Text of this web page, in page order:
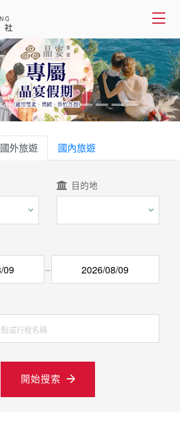
會員登入
國外旅遊
國內旅遊
客製服務
旅遊資訊
關於御義
國外旅遊 國內旅遊
目的地
開始搜索